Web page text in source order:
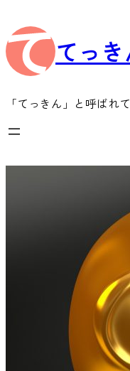
容
を
ス
ッ
てっき
「てっきん」と呼ばれ